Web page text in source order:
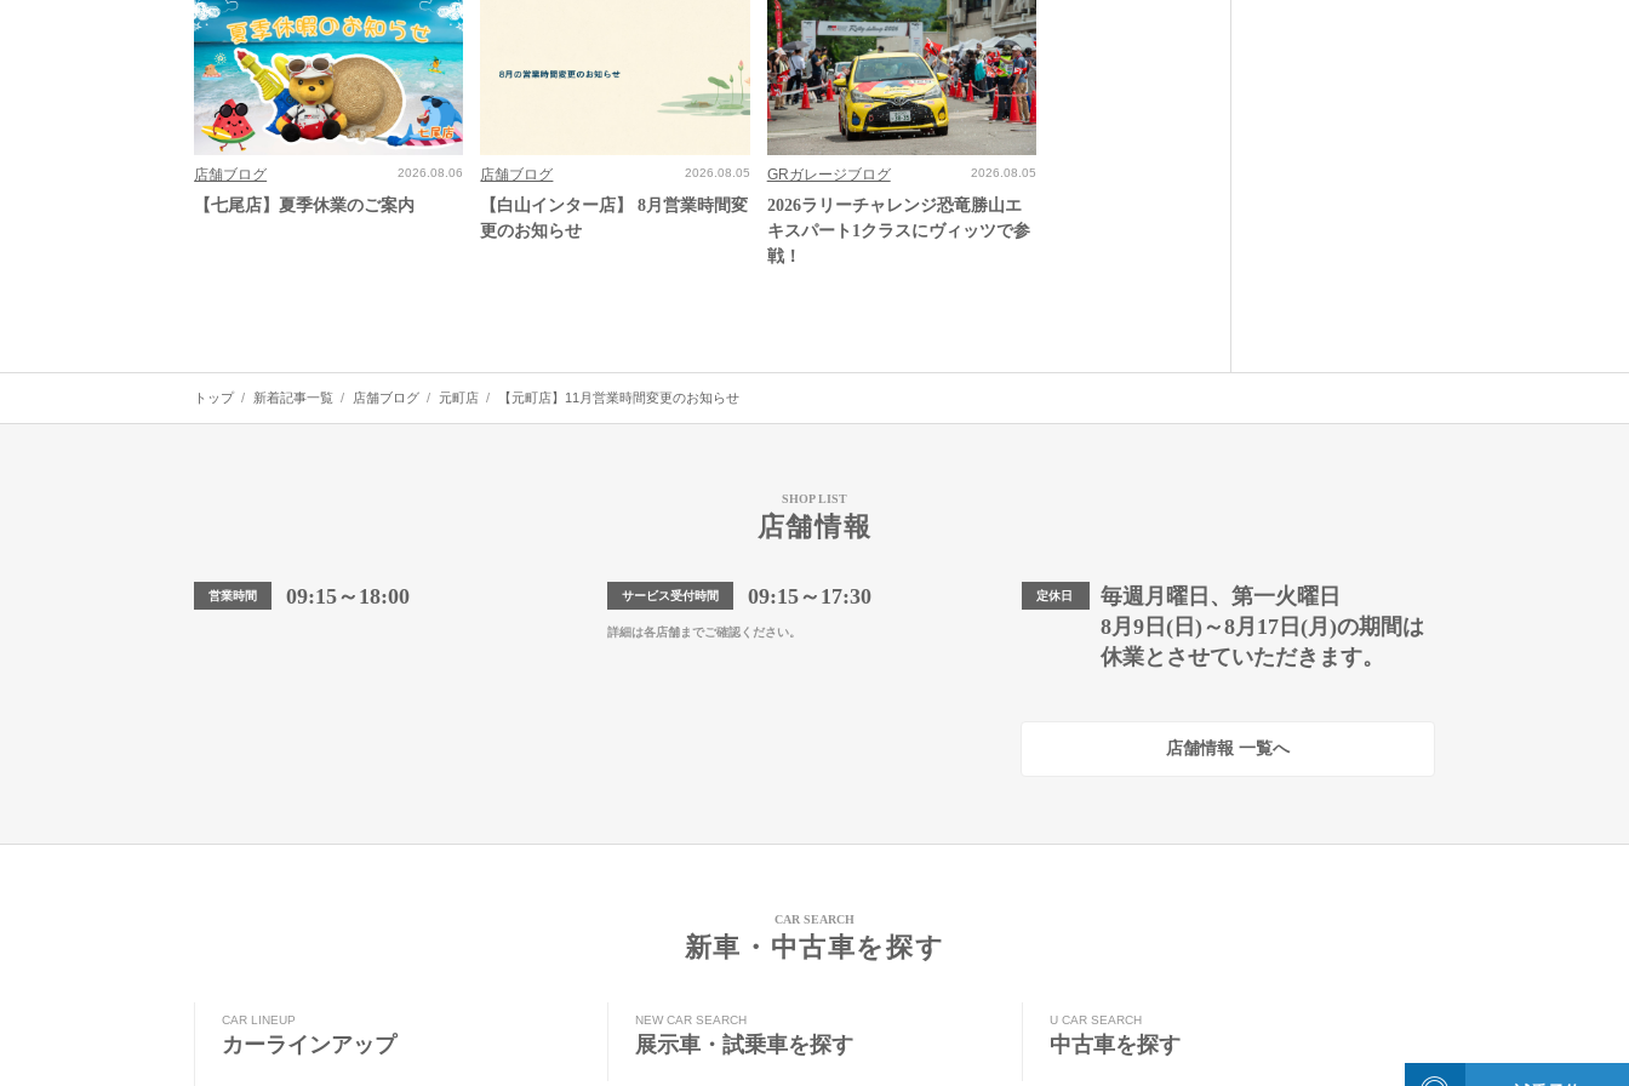
店舗ブログ 2026.08.06
【七尾店】夏季休業のご案内
店舗ブログ 2026.08.05
【白山インター店】 8月営業時間変
更のお知らせ
GRガレージブログ 2026.08.05
2026ラリーチャレンジ恐竜勝山エ
キスパート1クラスにヴィッツで参
戦！
トップ 新着記事一覧 店舗ブログ 元町店 【元町店】11月営業時間変更のお知らせ
SHOP LIST
店舗情報
営業時間 09:15～18:00 サービス受付時間 09:15～17:30
詳細は各店舗までご確認ください。
定休日
毎週月曜日、第一火曜日
8月9日(日)～8月17日(月)の期間は
休業とさせていただきます。
店舗情報 一覧へ
CAR SEARCH
新車・中古車を探す
CAR LINEUP
カーラインアップ
NEW CAR SEARCH
展示車・試乗車を探す
U CAR SEARCH
中古車を探す